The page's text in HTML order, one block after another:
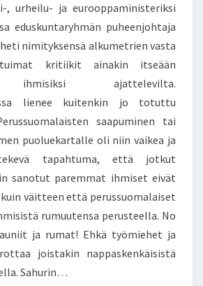
S
A
N
A
N
V
A
P
U
D
E
N
O
T
T
U
R
I
-
,
R
H
E
I
U
-
J
A
E
R
T
S
, urheilu- ja eurooppaministeriksi
eduskuntaryhmän puheenjohtaja
nimityksensä alkumetrien vasta
tuimat kritiikit ainakin itseään
ihmisiksi ajattelevilta.
lienee kuitenkin jo totuttu
saapuminen tai
puoluekartalle oli niin vaikea ja
tapahtuma, että jotkut
sanotut paremmat ihmiset eivät
väitteen että perussuomalaiset
rumuutensa perusteella. No
ja rumat! Ehkä työmiehet ja
joistakin nappaskenkäisistä
Sahurin…